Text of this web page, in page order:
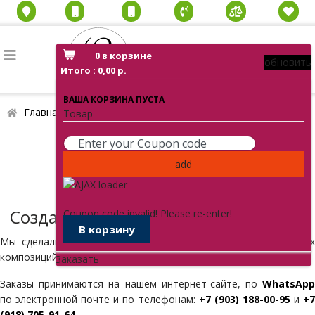
0 в корзине
Итого : 0,00 р.
ВАША КОРЗИНА ПУСТА
Товар
обновить
add
Coupon code invalid! Please re-enter!
В корзину
Заказать
Главная О нас
FiolaFlowers
Создание букетов любой сложности
Мы сделали всё для того, чтобы заказ букетов и цветочных
композиций был для вас максимально удобным.
Заказы принимаются на нашем интернет-сайте, по WhatsApp
по электронной почте и по телефонам: +7 (903) 188-00-95и +7